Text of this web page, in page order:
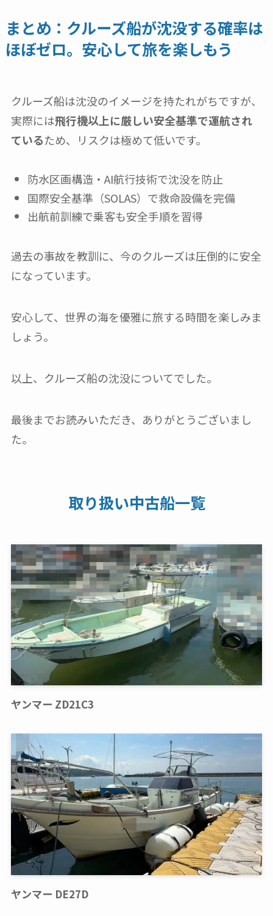
まとめ：クルーズ船が沈没する確率は
ほぼゼロ。安心して旅を楽しもう
クルーズ船は沈没のイメージを持たれがちですが、
実際には飛行機以上に厳しい安全基準で運航され
ているため、リスクは極めて低いです。
防水区画構造・AI航行技術で沈没を防止
国際安全基準（SOLAS）で救命設備を完備
出航前訓練で乗客も安全手順を習得
過去の事故を教訓に、今のクルーズは圧倒的に安全
になっています。
安心して、世界の海を優雅に旅する時間を楽しみま
しょう。
以上、クルーズ船の沈没についてでした。
最後までお読みいただき、ありがとうございまし
た。
取り扱い中古船一覧
ヤンマー ZD21C3
ヤンマー DE27D